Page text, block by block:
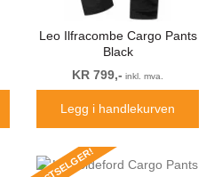
Leo Ilfracombe Cargo Pants
Black
KR 799,- inkl. mva.
Legg i handlekurven